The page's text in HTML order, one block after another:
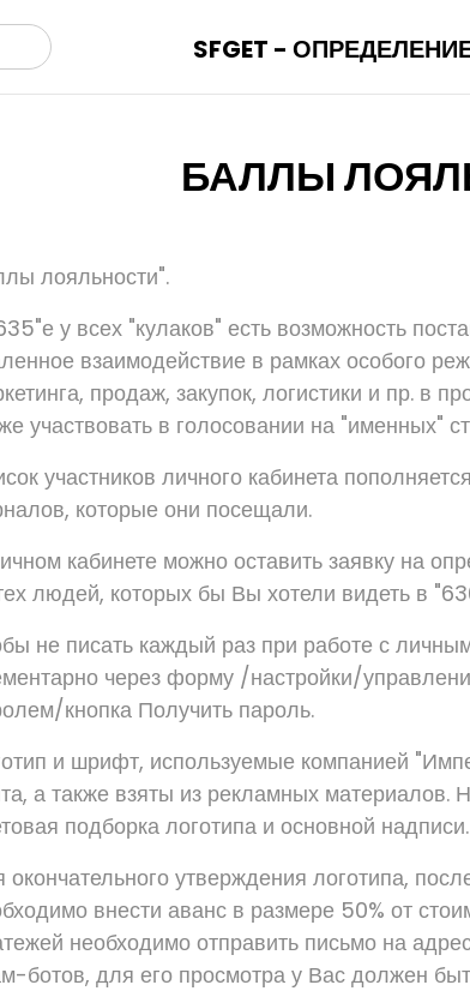
SFGET -
БАЛЛЫ
лояльности".
у всех "кулаков" есть возможность
взаимодействие в рамках особого
продаж, закупок, логистики и пр. в
участвовать в голосовании на "именных"
участников личного кабинета
которые они посещали.
кабинете можно оставить заявку на
людей, которых бы Вы хотели видеть в
не писать каждый раз при работе с
через форму /настройки/
кнопка Получить пароль.
и шрифт, используемые компанией
а также взяты из рекламных
подборка логотипа и основной надписи.
окончательного утверждения логотипа,
внести аванс в размере 50% от
необходимо отправить письмо на
ботов, для его просмотра у Вас должен